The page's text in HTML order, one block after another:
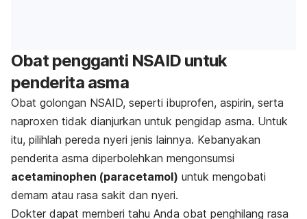
Obat pengganti NSAID untuk
penderita asma
Obat golongan NSAID, seperti ibuprofen, aspirin, serta
naproxen tidak dianjurkan untuk pengidap asma. Untuk
itu, pilihlah pereda nyeri jenis lainnya. Kebanyakan
penderita asma diperbolehkan mengonsumsi
acetaminophen (paracetamol) untuk mengobati
demam atau rasa sakit dan nyeri.
Dokter dapat memberi tahu Anda obat penghilang rasa